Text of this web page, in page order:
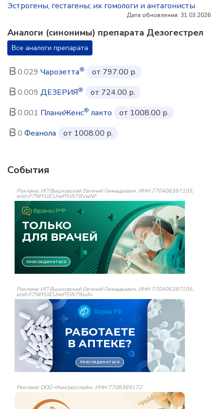
Эстрогены, гестагены; их гомологи и антагонисты
Дата обновления: 31.03.2026
Аналоги (синонимы) препарата Дезогестрел
Все аналоги препарата
0.029 Чарозетта®
от 797.00 р.
0.009 ДЕЗЕРИЯ®
от 724.00 р.
0.001 ПланиЖенс® лакто
от 1008.00 р.
0 Феанола от 1008.00 р.
События
Реклама: ИП Вышковский Евгений Геннадьевич, ИНН 770406387105,
erid=F7NfYUJCUneP5W78VwNF
Реклама: ИП Вышковский Евгений Геннадьевич, ИНН 770406387105,
erid=F7NfYUJCUneP5W79xufv
Реклама: ООО «Конгресслайн», ИНН 7708369172